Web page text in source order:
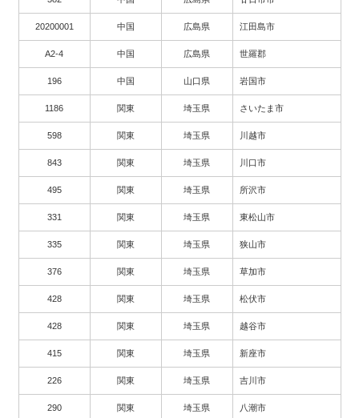
20200001 中国 広島県 江田島市
A2-4 中国 広島県 世羅郡
196 中国 山口県 岩国市
1186 関東 埼玉県 さいたま市
598 関東 埼玉県 川越市
843 関東 埼玉県 川口市
495 関東 埼玉県 所沢市
331 関東 埼玉県 東松山市
335 関東 埼玉県 狭山市
376 関東 埼玉県 草加市
428 関東 埼玉県 松伏市
428 関東 埼玉県 越谷市
415 関東 埼玉県 新座市
226 関東 埼玉県 吉川市
290 関東 埼玉県 八潮市